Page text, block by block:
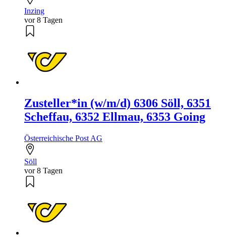
Inzing
vor 8 Tagen
Zusteller*in (w/m/d) 6306 Söll, 6351
Scheffau, 6352 Ellmau, 6353 Going
Österreichische Post AG
Söll
vor 8 Tagen